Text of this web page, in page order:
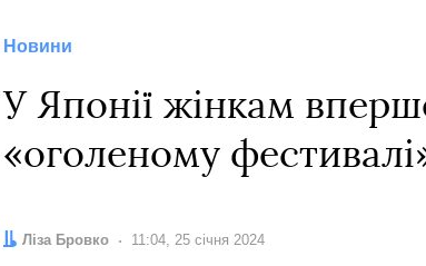
Новини
У Японії жінкам
«оголеному
Автор:
Ліза Бровко Дата:
11:04, 25 січня 2024